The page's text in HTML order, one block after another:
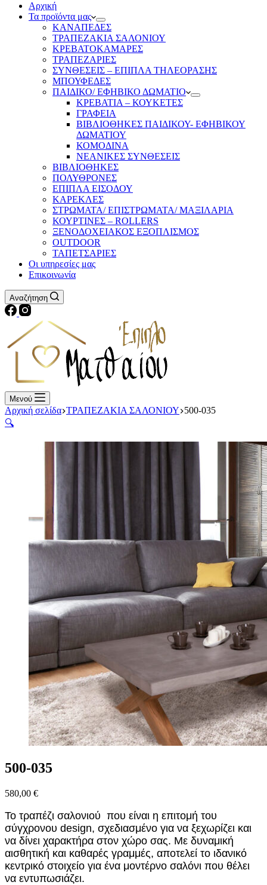
Αρχική
Τα προϊόντα μας
ΚΑΝΑΠΕΔΕΣ
ΤΡΑΠΕΖΑΚΙΑ ΣΑΛΟΝΙΟΥ
ΚΡΕΒΑΤΟΚΑΜΑΡΕΣ
ΤΡΑΠΕΖΑΡΙΕΣ
ΣΥΝΘΕΣΕΙΣ – ΕΠΙΠΛΑ ΤΗΛΕΟΡΑΣΗΣ
ΜΠΟΥΦΕΔΕΣ
ΠΑΙΔΙΚΟ/ ΕΦΗΒΙΚΟ ΔΩΜΑΤΙΟ
ΚΡΕΒΑΤΙΑ – ΚΟΥΚΕΤΕΣ
ΓΡΑΦΕΙΑ
ΒΙΒΛΙΟΘΗΚΕΣ ΠΑΙΔΙΚΟΥ- ΕΦΗΒΙΚΟΥ
ΔΩΜΑΤΙΟΥ
ΚΟΜΟΔΙΝΑ
ΝΕΑΝΙΚΕΣ ΣΥΝΘΕΣΕΙΣ
ΒΙΒΛΙΟΘΗΚΕΣ
ΠΟΛΥΘΡΟΝΕΣ
ΕΠΙΠΛΑ ΕΙΣΟΔΟΥ
ΚΑΡΕΚΛΕΣ
ΣΤΡΩΜΑΤΑ/ ΕΠΙΣΤΡΩΜΑΤΑ/ ΜΑΞΙΛΑΡΙΑ
ΚΟΥΡΤΙΝΕΣ – ROLLERS
ΞΕΝΟΔΟΧΕΙΑΚΟΣ ΕΞΟΠΛΙΣΜΟΣ
OUTDOOR
ΤΑΠΕΤΣΑΡΙΕΣ
Οι υπηρεσίες μας
Επικοινωνία
Αναζήτηση
Μενού
Αρχική σελίδα ΤΡΑΠΕΖΑΚΙΑ ΣΑΛΟΝΙΟΥ 500-035
🔍
500-035
580,00 €
Το τραπέζι σαλονιού που είναι η επιτομή του
σύγχρονου design, σχεδιασμένο για να ξεχωρίζει και
να δίνει χαρακτήρα στον χώρο σας. Με δυναμική
αισθητική και καθαρές γραμμές, αποτελεί το ιδανικό
κεντρικό στοιχείο για ένα μοντέρνο σαλόνι που θέλει
να εντυπωσιάζει.